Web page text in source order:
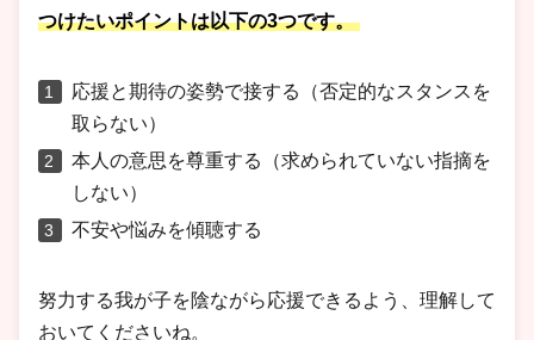
つけたいポイントは以下の3つです。
応援と期待の姿勢で接する（否定的なスタンスを
取らない）
本人の意思を尊重する（求められていない指摘を
しない）
不安や悩みを傾聴する
努力する我が子を陰ながら応援できるよう、理解して
おいてくださいね。